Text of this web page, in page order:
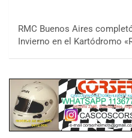
RMC Buenos Aires
Invierno en el Kartódromo